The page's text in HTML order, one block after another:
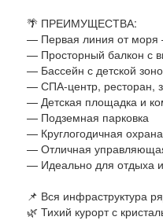
🌴 ПРЕИМУЩЕСТВА:
— Первая линия от моря
— Просторный балкон с
— Бассейн с детской
— СПА-центр, ресторан,
— Детская площадка и
— Подземная парковка
— Круглогодичная охрана
— Отличная
— Идеально для отдыха
📌 Вся инфраструктура
🌿 Тихий курорт с